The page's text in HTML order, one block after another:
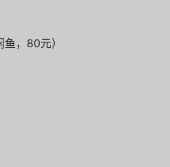
，80元）